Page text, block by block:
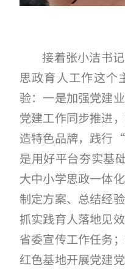
接着张小洁书
思政育人工作这个
验：一是加强党建
党建工作同步推进
造特色品牌，践行
是用好平台夯实基
大中小学思政一体
制定方案、总结经
抓实践育人落地见
省委宣传工作任务
红色基地开展党建